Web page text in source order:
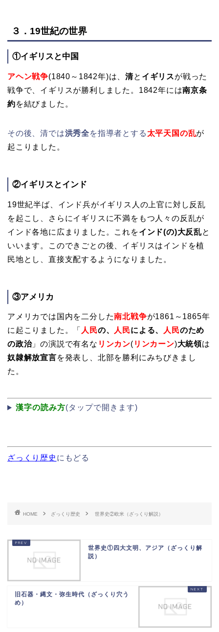
３．19世紀の世界
①イギリスと中国
アヘン戦争(1840～1842年)は、清と イギリスが戦った
戦争で、 イギリスが勝利しました。1842年には南京条
約を結びました。
その後、清では洪秀全を指導者とする 太平天国の乱が
起こりました。
②イギリスとインド
19世紀半ば、インド兵がイギリス人の上官に対し反乱
を起こし、さらにイギリスに不満をもつ人々の反乱が
インド各地に広まりました。これをインド(の)大反乱と
いいます。このできごとの後、 イギリスはインドを植
民地とし、直接支配するようになりました。
③アメリカ
アメリカでは国内を二分した南北戦争が1861～1865年
に起こりました。「 人民の、 人民による、 人民のため
の政治」の演説で有名な リンカン( リンカーン)大統領は
奴隷解放宣言を発表し、北部を勝利にみちびきまし
た。
漢字の読み方(タップで開きます)
ざっくり歴史 にもどる
HOME ざっくり歴史 世界史②欧米（ざっくり解説）
世界史①四大文明、アジア（ざっくり解
説）
旧石器・縄文・弥生時代（ざっくり穴う
め）